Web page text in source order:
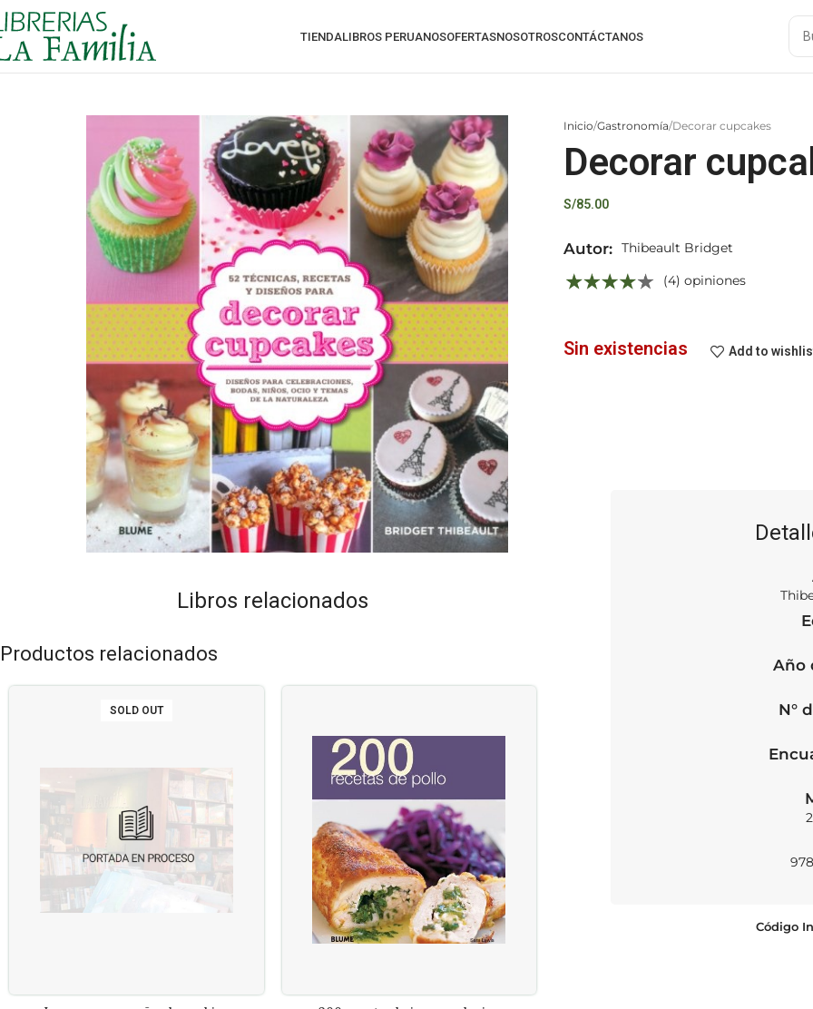
TIENDALIBROS PERUANOSOFERTASNOSOTROSCONTÁCTANOS
Inicio Gastronomía Decorar cupcakes
Decorar
S/85.00
Autor: Thibeault Bridget
(4) opiniones
Sin existencias Add to
Libros relacionados
Productos relacionados
SOLD OUT
Año
N°
Código